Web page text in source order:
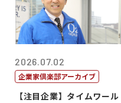
2026.07.02
企業家倶楽部アーカイブ
【注目企業】タイムワール